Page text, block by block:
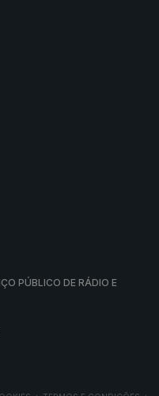
PÚBLICO DE RÁDIO E